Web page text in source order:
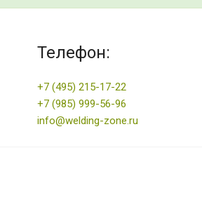
Телефон:
+7 (495) 215-17-22
+7 (985) 999-56-96
info@welding-zone.ru